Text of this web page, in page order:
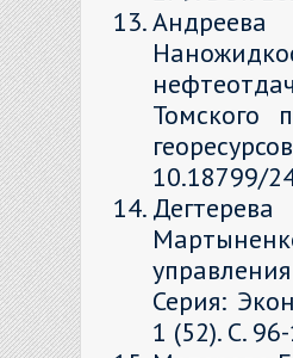
Томского
10.18799/
Серия:
1 (52). С.